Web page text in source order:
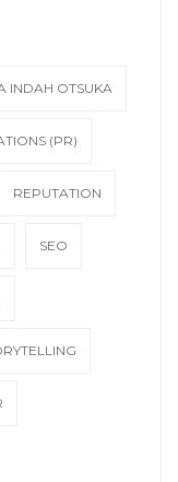
INDAH OTSUKA
(PR)
REPUTATION
SEO